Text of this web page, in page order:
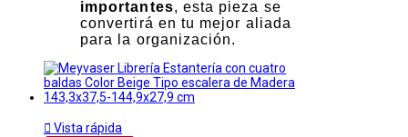
importantes, esta pieza se
convertirá en tu mejor aliada
para la organización.
 Vista rápida